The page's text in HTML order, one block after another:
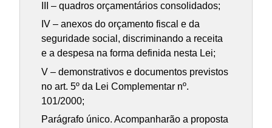
III – quadros orçamentários consolidados;
IV – anexos do orçamento fiscal e da
seguridade social, discriminando a receita
e a despesa na forma definida nesta Lei;
V – demonstrativos e documentos previstos
no art. 5º da Lei Complementar nº.
101/2000;
Parágrafo único. Acompanharão a proposta